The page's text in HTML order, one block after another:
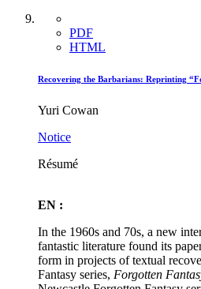
PDF
HTML
Recovering the Barbarians: Reprinting
Yuri Cowan
Notice
Résumé
EN :
In the 1960s and 70s, a new
fantastic literature found its
form in projects of textual
Fantasy series, Forgotten